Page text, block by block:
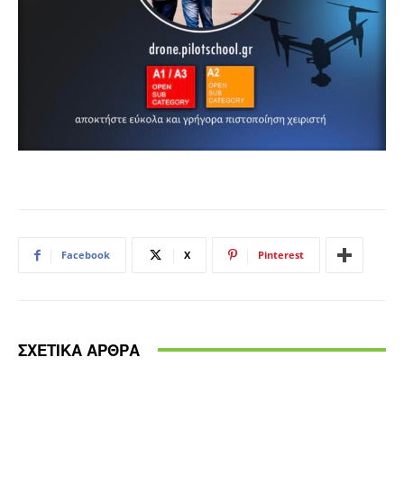
Facebook X Pinterest
ΣΧΕΤΙΚΑ ΑΡΘΡΑ